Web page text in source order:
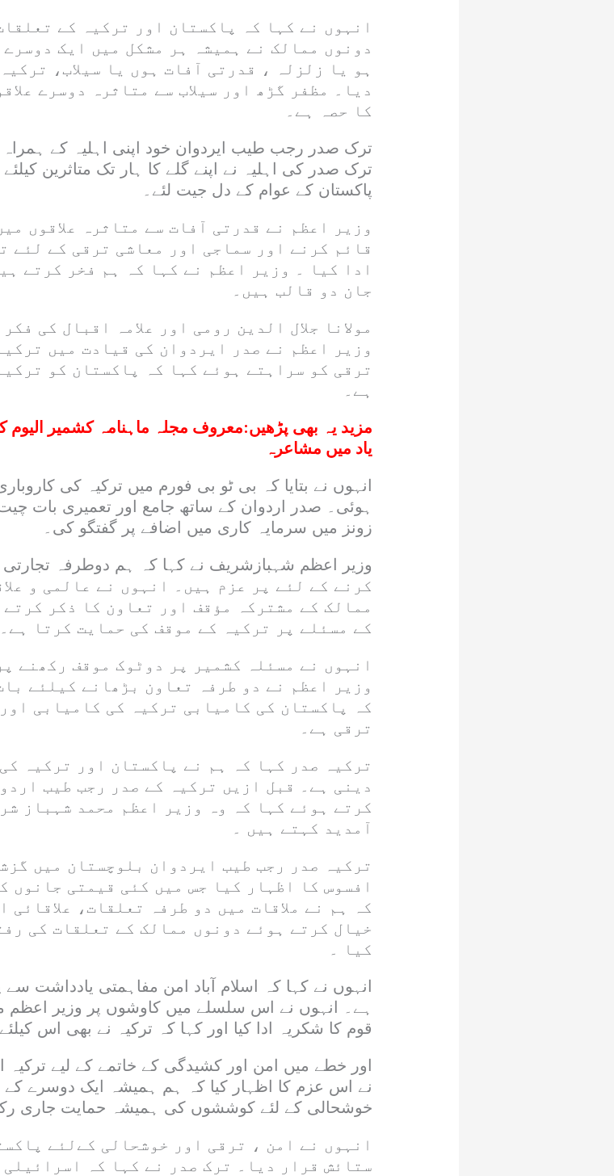
انہوں نے کہا کہ پاکستان اور ترکیہ کے
دونوں ممالک نے ہمیشہ ہر مشکل میں ایک
ہو یا زلزلہ ، قدرتی آفات ہوں یا سیلاب،
دیا۔ مظفر گڑھ اور سیلاب سے متاثرہ دوسرے
کا حصہ ہے۔
ترک صدر رجب طیب ایردوان خود اپنی اہلیہ کے ہمراہ
ترک صدر کی اہلیہ نے اپنے گلے کا ہار تک متاثرین
پاکستان کے عوام کے دل جیت لئے۔
وزیر اعظم نے قدرتی آفات سے متاثرہ علاقوں
قائم کرنے اور سماجی اور معاشی ترقی کے لئے
ادا کیا ۔ وزیر اعظم نے کہا کہ ہم فخر کرتے
جان دو قالب ہیں۔
مولانا جلال الدین رومی اور علامہ اقبال کی
وزیر اعظم نے صدر ایردوان کی قیادت میں
ترقی کو سراہتے ہوئے کہا کہ پاکستان کو
ہے۔
مزید یہ بھی پڑھیں:معروف مجلہ ماہنامہ کشمیر الیوم
یاد میں مشاعرہ
انہوں نے بتایا کہ بی ٹو بی فورم میں ترکیہ کی
ہوئی۔ صدر اردوان کے ساتھ جامع اور تعمیری بات
زونز میں سرمایہ کاری میں اضافے پر گفتگو کی۔
کرنے کے لئے پر عزم ہیں۔ انہوں نے عالمی و
ممالک کے مشترکہ مؤقف اور تعاون کا ذکر
کے مسئلے پر ترکیہ کے موقف کی حمایت کرتا ہے۔
انہوں نے مسئلہ کشمیر پر دوٹوک موقف رکھنے
وزیر اعظم نے دو طرفہ تعاون بڑھانے کیلئے
کہ پاکستان کی کامیابی ترکیہ کی کامیابی
ترقی ہے۔
ترکیہ صدر کہا کہ ہم نے پاکستان اور ترکیہ
دینی ہے۔ قبل ازیں ترکیہ کے صدر رجب طیب
کرتے ہوئے کہا کہ وہ وزیر اعظم محمد شہباز
آمدید کہتے ہیں ۔
ترکیہ صدر رجب طیب ایردوان بلوچستان میں
افسوس کا اظہار کیا جس میں کئی قیمتی جانوں
کہ ہم نے ملاقات میں دو طرفہ تعلقات، علاقائی
خیال کرتے ہوئے دونوں ممالک کے تعلقات کی
کیا ۔
انہوں نے کہا کہ اسلام آباد امن مفاہمتی یادداشت
ہے۔ انہوں نے اس سلسلے میں کاوشوں پر وزیر اعظم
قوم کا شکریہ ادا کیا اور کہا کہ ترکیہ نے بھی اس کیلئے
اور خطے میں امن اور کشیدگی کے خاتمے کے لیے ترکیہ
نے اس عزم کا اظہار کیا کہ ہم ہمیشہ ایک دوسرے کے
خوشحالی کے لئے کوششوں کی ہمیشہ حمایت جاری
انہوں نے امن ، ترقی اور خوشحالی کےلئے
ستائش قرار دیا۔ ترک صدر نے کہا کہ